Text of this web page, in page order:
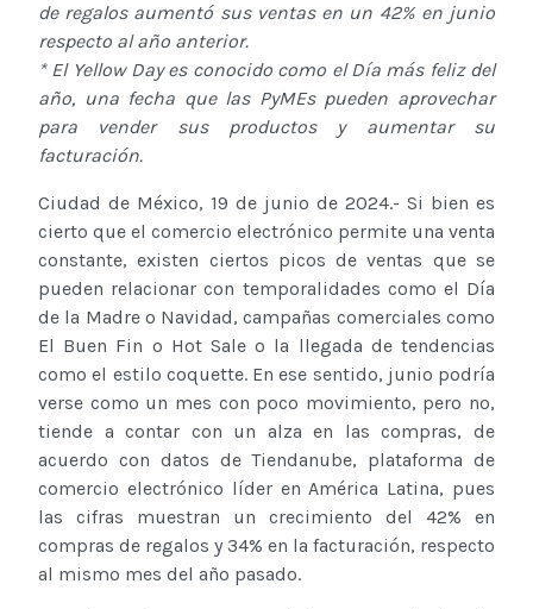
de regalos aumentó sus ventas en un 42% en junio
respecto al año anterior.
* El Yellow Day es conocido como el Día más feliz del
año, una fecha que las PyMEs pueden aprovechar
para vender sus productos y aumentar su
facturación.
Ciudad de México, 19 de junio de 2024.- Si bien es
cierto que el comercio electrónico permite una venta
constante, existen ciertos picos de ventas que se
pueden relacionar con temporalidades como el Día
de la Madre o Navidad, campañas comerciales como
El Buen Fin o Hot Sale o la llegada de tendencias
como el estilo coquette. En ese sentido, junio podría
verse como un mes con poco movimiento, pero no,
tiende a contar con un alza en las compras, de
acuerdo con datos de Tiendanube, plataforma de
comercio electrónico líder en América Latina, pues
las cifras muestran un crecimiento del 42% en
compras de regalos y 34% en la facturación, respecto
al mismo mes del año pasado.